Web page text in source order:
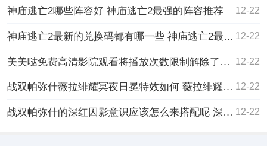
神庙逃亡2哪些阵容好 神庙逃亡2最强的阵容推荐 12-22
神庙逃亡2最新的兑换码都有哪一些 神庙逃亡2最新的兑换码大全 12-22
美美哒免费高清影院观看将播放次数限制解除了？网友：还支持倍速播放！ 12-22
战双帕弥什薇拉绯耀冥夜日冕特效如何 薇拉绯耀冥夜日冕特效一览 12-22
战双帕弥什的深红囚影意识应该怎么来搭配呢 深红囚影意识搭配推荐 12-22